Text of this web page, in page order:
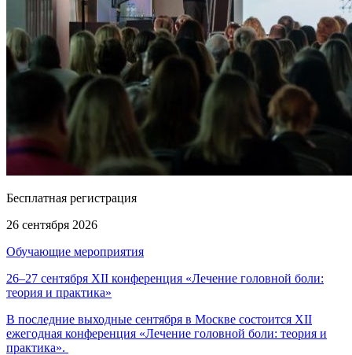
Бесплатная регистрация
26 сентября 2026
Обучающие мероприятия
26–27 сентября XII конференция «Лечение головной боли:
теория и практика»
В последние выходные сентября в Москве состоится XII
ежегодная конференция «Лечение головной боли: теория и
практика».